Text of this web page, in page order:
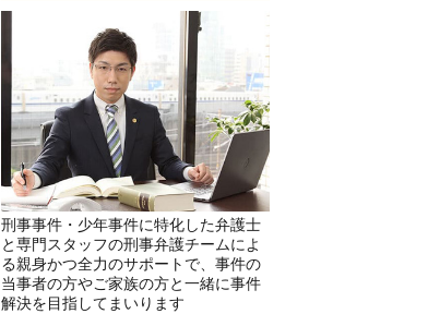
刑事事件・少年事件に特化した弁護士
と専門スタッフの刑事弁護チームによ
る親身かつ全力のサポートで、事件の
当事者の方やご家族の方と一緒に事件
解決を目指してまいります